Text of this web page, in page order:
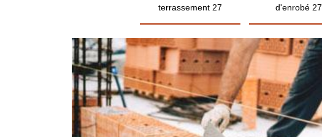
terrassement 27
d'enrobé 27